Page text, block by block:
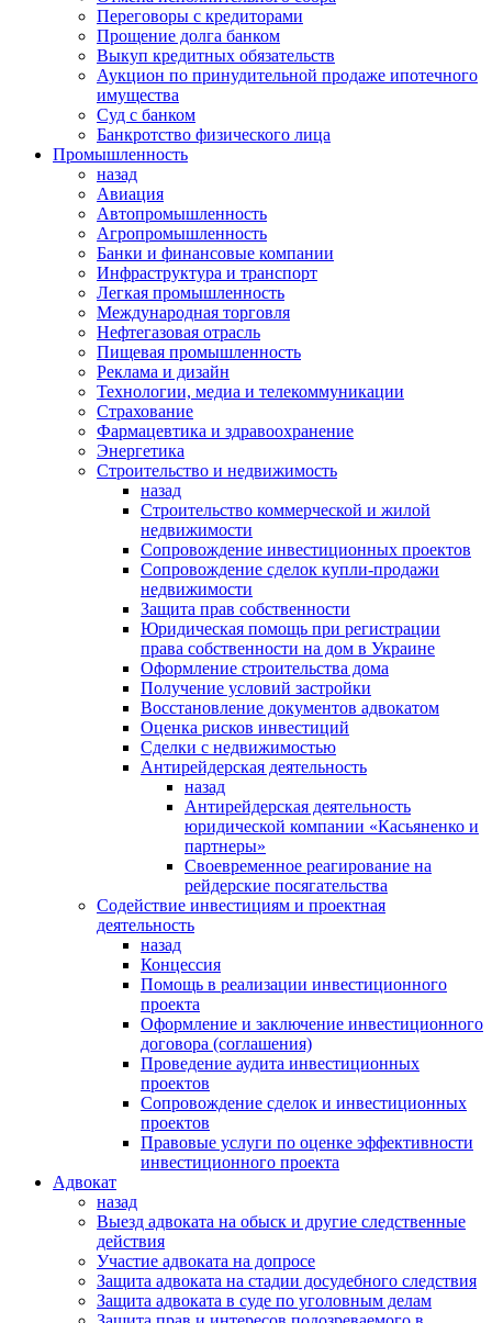
Переговоры с кредиторами
Прощение долга банком
Выкуп кредитных обязательств
Аукцион по принудительной продаже ипотечного
имущества
Суд с банком
Банкротство физического лица
Промышленность
назад
Авиация
Автопромышленность
Агропромышленность
Банки и финансовые компании
Инфраструктура и транспорт
Легкая промышленность
Международная торговля
Нефтегазовая отрасль
Пищевая промышленность
Реклама и дизайн
Технологии, медиа и телекоммуникации
Страхование
Фармацевтика и здравоохранение
Энергетика
Строительство и недвижимость
назад
Строительство коммерческой и жилой
недвижимости
Сопровождение инвестиционных проектов
Сопровождение сделок купли-продажи
недвижимости
Защита прав собственности
Юридическая помощь при регистрации
права собственности на дом в Украине
Оформление строительства дома
Получение условий застройки
Восстановление документов адвокатом
Оценка рисков инвестиций
Сделки с недвижимостью
Антирейдерская деятельность
назад
Антирейдерская деятельность
юридической компании «Касьяненко и
партнеры»
Своевременное реагирование на
рейдерские посягательства
Содействие инвестициям и проектная
деятельность
назад
Концессия
Помощь в реализации инвестиционного
проекта
Оформление и заключение инвестиционного
договора (соглашения)
Проведение аудита инвестиционных
проектов
Сопровождение сделок и инвестиционных
проектов
Правовые услуги по оценке эффективности
инвестиционного проекта
Адвокат
назад
Выезд адвоката на обыск и другие следственные
действия
Участие адвоката на допросе
Защита адвоката на стадии досудебного следствия
Защита адвоката в суде по уголовным делам